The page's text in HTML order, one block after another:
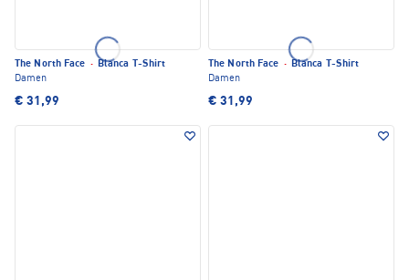
The North Face · Blanca T-Shirt
Damen
€ 31,99
The North Face · Blanca T-Shirt
Damen
€ 31,99